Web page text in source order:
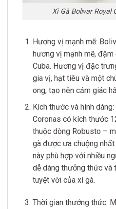
Xì Gà Bolivar Royal
Hương vị mạnh mẽ:
hương vị mạnh mẽ,
Cuba. Hương vị đặc
gia vị, hạt tiêu và một
ong, tạo nên cảm giác
Kích thước và hình
Coronas có kích thước
thuộc dòng Robusto –
gà được ưa chuộng
này phù hợp với nhiều
dễ dàng thưởng thức và
tuyệt vời của xì gà.
Thời gian thưởng thức: